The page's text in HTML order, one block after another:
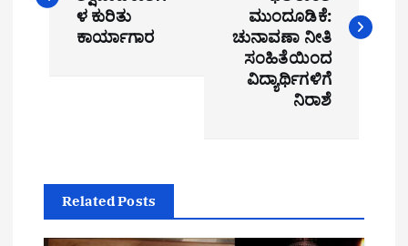
g
ಳ ಕುರಿತು
ಕಾರ್ಯಾಗಾರ
ಮುಂದೂಡಿಕೆ:
ಚುನಾವಣಾ ನೀತಿ
ಸಂಹಿತೆಯಿಂದ
ವಿದ್ಯಾರ್ಥಿಗಳಿಗೆ
ನಿರಾಶೆ
Related Posts